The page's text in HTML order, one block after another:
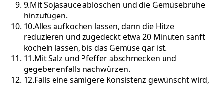
9.Mit Sojasauce ablöschen und die Gemüsebrühe
hinzufügen.
10.Alles aufkochen lassen, dann die Hitze
reduzieren und zugedeckt etwa 20 Minuten sanft
köcheln lassen, bis das Gemüse gar ist.
11.Mit Salz und Pfeffer abschmecken und
gegebenenfalls nachwürzen.
12.Falls eine sämigere Konsistenz gewünscht wird,